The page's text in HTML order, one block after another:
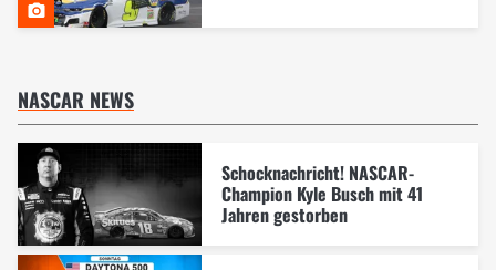
NASCAR NEWS
Schocknachricht! NASCAR-
Champion Kyle Busch mit 41
Jahren gestorben